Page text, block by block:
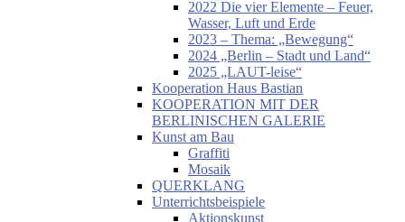
2022 Die vier Elemente – Feuer,
Wasser, Luft und Erde
2023 – Thema: „Bewegung“
2024 „Berlin – Stadt und Land“
2025 „LAUT-leise“
Kooperation Haus Bastian
KOOPERATION MIT DER
BERLINISCHEN GALERIE
Kunst am Bau
Graffiti
Mosaik
QUERKLANG
Unterrichtsbeispiele
Aktionskunst